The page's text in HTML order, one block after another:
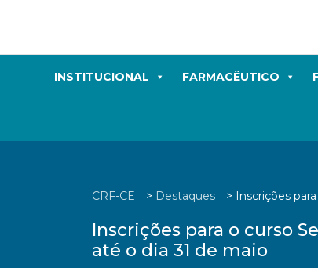
INSTITUCIONAL FARMACÊUTICO
CRF-CE > Destaques > Inscrições
Inscrições para o curso
até o dia 31 de maio